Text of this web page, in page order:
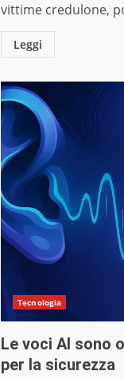
vittime credulone,
Leggi
Tecnologia
Le voci AI sono
per la sicurezza